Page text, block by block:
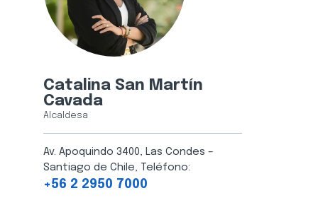
Catalina San Martín
Cavada
Alcaldesa
Av. Apoquindo 3400, Las Condes –
Santiago de Chile, Teléfono:
+56 2 2950 7000